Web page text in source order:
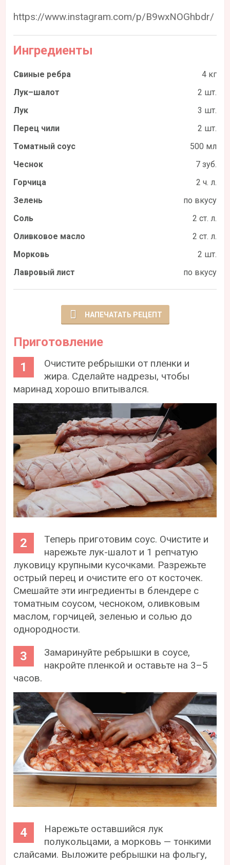
https://www.instagram.com/p/B9wxNOGhbdr/
Ингредиенты
Свиные ребра
4 кг
Лук–шалот
2 шт.
Лук
3 шт.
Перец чили
2 шт.
Томатный соус
500 мл
Чеснок
7 зуб.
Горчица
2 ч. л.
Зелень
по вкусу
Соль
2 ст. л.
Оливковое масло
2 ст. л.
Морковь
2 шт.
Лавровый лист
по вкусу
НАПЕЧАТАТЬ РЕЦЕПТ
Приготовление
Очистите ребрышки от пленки и
жира. Сделайте надрезы, чтобы
маринад хорошо впитывался.
Теперь приготовим соус. Очистите и
нарежьте лук-шалот и 1 репчатую
луковицу крупными кусочками. Разрежьте
острый перец и очистите его от косточек.
Смешайте эти ингредиенты в блендере с
томатным соусом, чесноком, оливковым
маслом, горчицей, зеленью и солью до
однородности.
Замаринуйте ребрышки в соусе,
накройте пленкой и оставьте на 3–5
часов.
Нарежьте оставшийся лук
полукольцами, а морковь — тонкими
слайсами. Выложите ребрышки на фольгу,